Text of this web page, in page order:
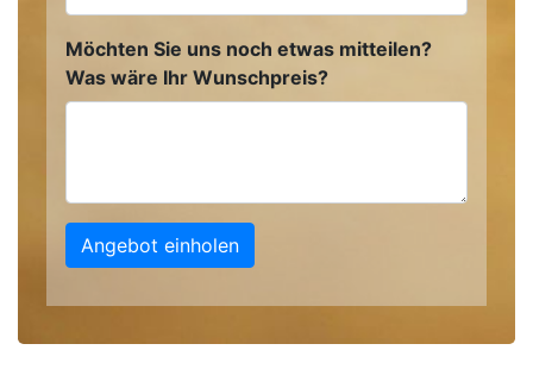
Möchten Sie uns noch etwas mitteilen?
Was wäre Ihr Wunschpreis?
Angebot einholen